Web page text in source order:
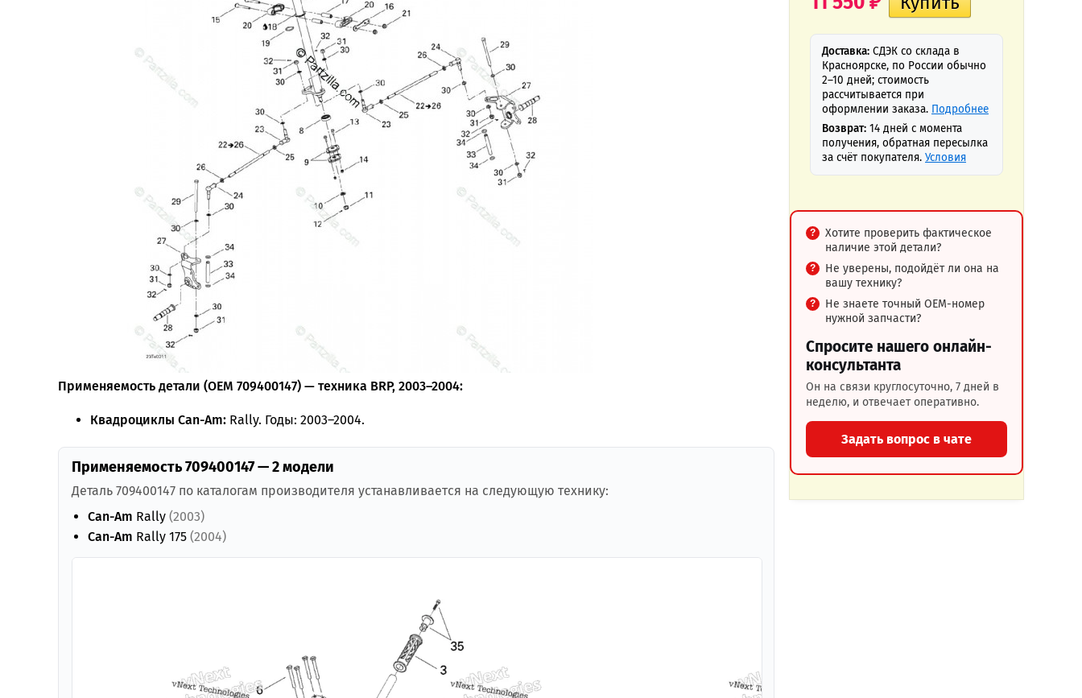
Доставка: СДЭК со склада в
Красноярске, по России обычно
2–10 дней; стоимость
рассчитывается при
оформлении заказа. Подробнее
Возврат: 14 дней с момента
получения, обратная пересылка
за счёт покупателя. Условия
Хотите проверить фактическое
наличие этой детали?
Не уверены, подойдёт ли она на
вашу технику?
Не знаете точный OEM-номер
нужной запчасти?
Спросите нашего онлайн-
консультанта
Он на связи круглосуточно, 7 дней в
неделю, и отвечает оперативно.
Задать вопрос в чате
Применяемость детали (OEM 709400147) — техника BRP, 2003–2004:
Квадроциклы Can-Am: Rally. Годы: 2003–2004.
Применяемость 709400147 — 2 модели
Деталь 709400147 по каталогам производителя устанавливается на следующую технику:
Can-Am Rally (2003)
Can-Am Rally 175 (2004)